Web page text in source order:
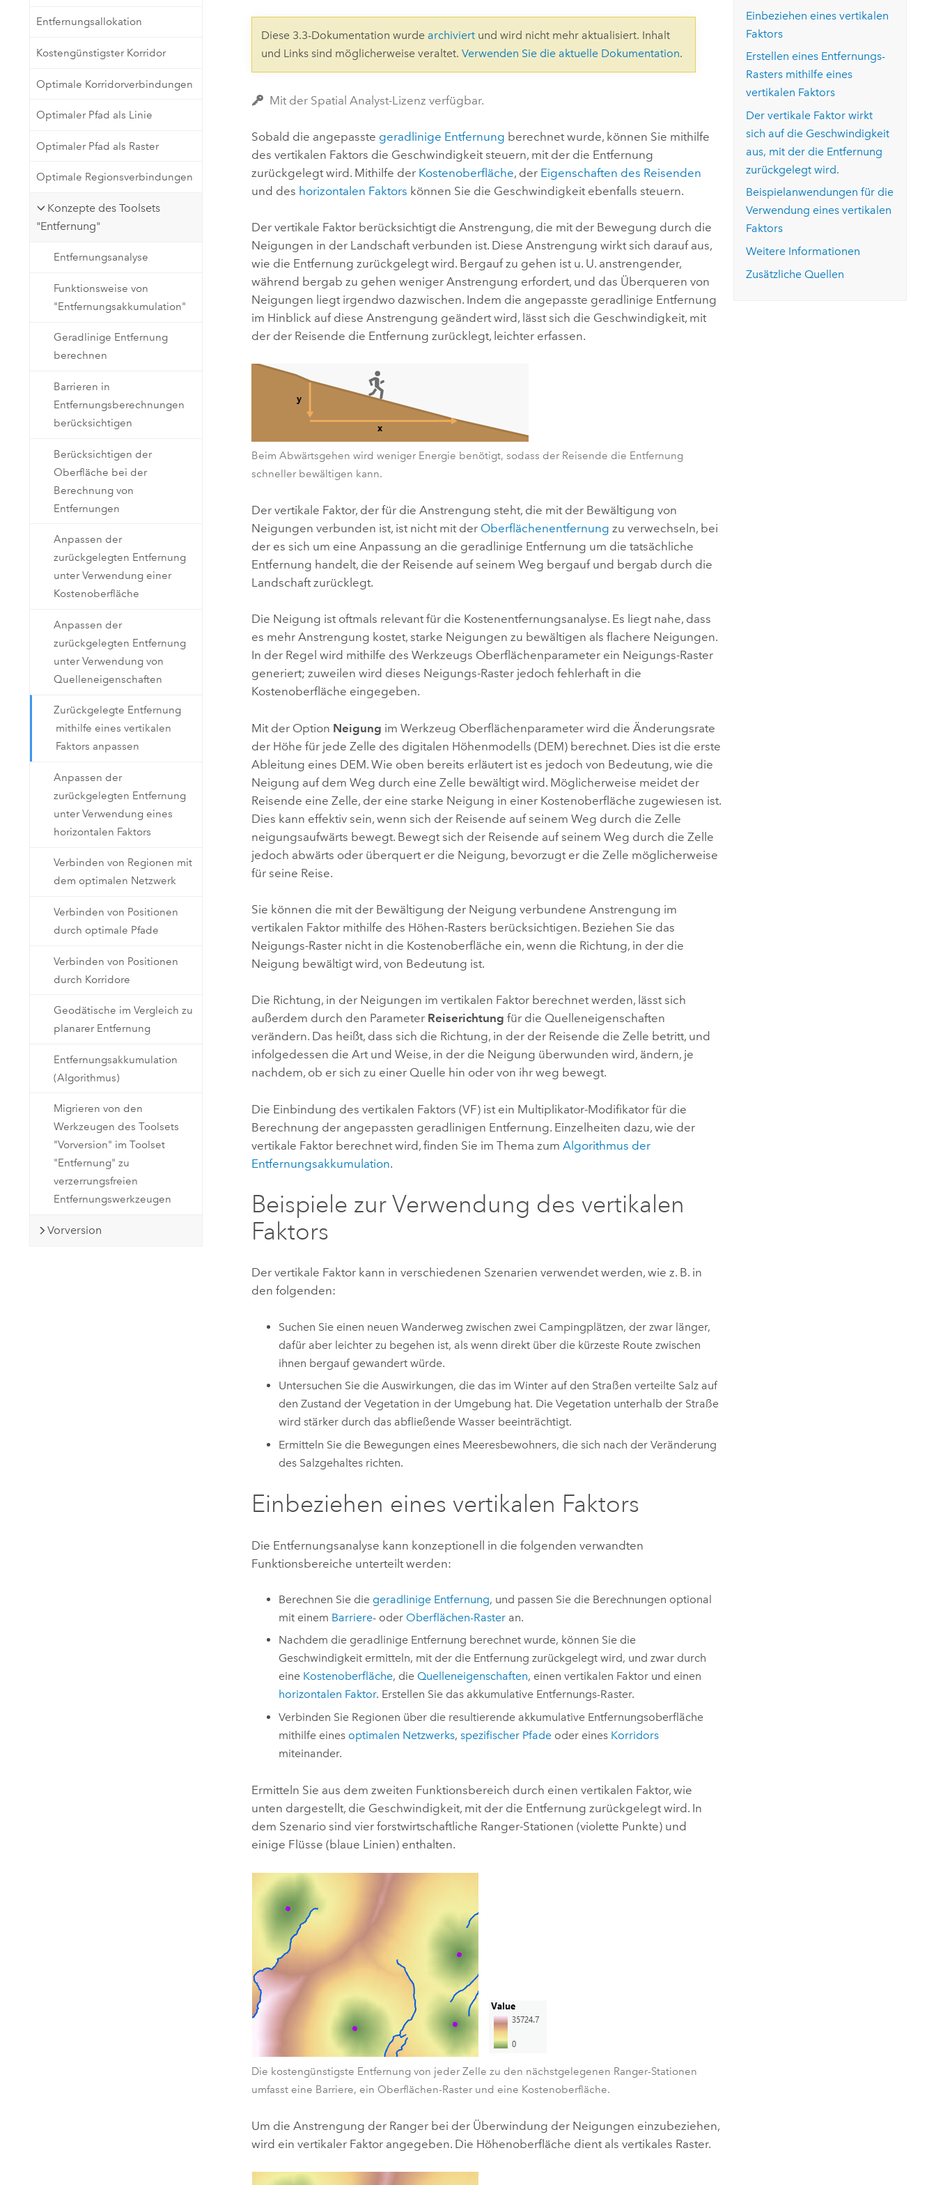
Developer-Technologie
die Kartenerstellung und
ArcGIS Pro erkunden
Infrastrukturmanagement erkunden
Den Kurs erkunden
Geoinformationen
Die Story lesen
Entfernungsallokation
Kostengünstigster Korridor
Optimale Korridorverbindungen
Optimaler Pfad als Linie
Optimaler Pfad als Raster
Optimale Regionsverbindungen
Konzepte des Toolsets
"Entfernung"
Entfernungsanalyse
Funktionsweise von
"Entfernungsakkumulation"
Geradlinige Entfernung
berechnen
Barrieren in
Entfernungsberechnungen
berücksichtigen
Berücksichtigen der
Oberfläche bei der
Berechnung von
Entfernungen
Anpassen der
zurückgelegten Entfernung
unter Verwendung einer
Kostenoberfläche
Anpassen der
zurückgelegten Entfernung
unter Verwendung von
Quelleneigenschaften
Zurückgelegte Entfernung
mithilfe eines vertikalen
Faktors anpassen
Anpassen der
zurückgelegten Entfernung
unter Verwendung eines
horizontalen Faktors
Verbinden von Regionen mit
dem optimalen Netzwerk
Verbinden von Positionen
durch optimale Pfade
Verbinden von Positionen
durch Korridore
Geodätische im Vergleich zu
planarer Entfernung
Entfernungsakkumulation
(Algorithmus)
Migrieren von den
Werkzeugen des Toolsets
"Vorversion" im Toolset
"Entfernung" zu
verzerrungsfreien
Entfernungswerkzeugen
Vorversion
Diese 3.3-Dokumentation wurde archiviert und wird nicht mehr aktualisiert. Inhalt
und Links sind möglicherweise veraltet.Verwenden Sie die aktuelle Dokumentation.
Mit der Spatial Analyst-Lizenz verfügbar.
Sobald die angepasste geradlinige Entfernung berechnet wurde, können Sie mithilfe
des vertikalen Faktors die Geschwindigkeit steuern, mit der die Entfernung
zurückgelegt wird. Mithilfe der Kostenoberfläche, der Eigenschaften des Reisenden
und des horizontalen Faktors können Sie die Geschwindigkeit ebenfalls steuern.
Der vertikale Faktor berücksichtigt die Anstrengung, die mit der Bewegung durch die
Neigungen in der Landschaft verbunden ist. Diese Anstrengung wirkt sich darauf aus,
wie die Entfernung zurückgelegt wird. Bergauf zu gehen ist u. U. anstrengender,
während bergab zu gehen weniger Anstrengung erfordert, und das Überqueren von
Neigungen liegt irgendwo dazwischen. Indem die angepasste geradlinige Entfernung
im Hinblick auf diese Anstrengung geändert wird, lässt sich die Geschwindigkeit, mit
der der Reisende die Entfernung zurücklegt, leichter erfassen.
Beim Abwärtsgehen wird weniger Energie benötigt, sodass der Reisende die Entfernung
schneller bewältigen kann.
Der vertikale Faktor, der für die Anstrengung steht, die mit der Bewältigung von
Neigungen verbunden ist, ist nicht mit der Oberflächenentfernung zu verwechseln, bei
der es sich um eine Anpassung an die geradlinige Entfernung um die tatsächliche
Entfernung handelt, die der Reisende auf seinem Weg bergauf und bergab durch die
Landschaft zurücklegt.
Die Neigung ist oftmals relevant für die Kostenentfernungsanalyse. Es liegt nahe, dass
es mehr Anstrengung kostet, starke Neigungen zu bewältigen als flachere Neigungen.
In der Regel wird mithilfe des Werkzeugs Oberflächenparameter ein Neigungs-Raster
generiert; zuweilen wird dieses Neigungs-Raster jedoch fehlerhaft in die
Kostenoberfläche eingegeben.
Mit der Option Neigung im Werkzeug Oberflächenparameter wird die Änderungsrate
der Höhe für jede Zelle des digitalen Höhenmodells (DEM) berechnet. Dies ist die erste
Ableitung eines DEM. Wie oben bereits erläutert ist es jedoch von Bedeutung, wie die
Neigung auf dem Weg durch eine Zelle bewältigt wird. Möglicherweise meidet der
Reisende eine Zelle, der eine starke Neigung in einer Kostenoberfläche zugewiesen ist.
Dies kann effektiv sein, wenn sich der Reisende auf seinem Weg durch die Zelle
neigungsaufwärts bewegt. Bewegt sich der Reisende auf seinem Weg durch die Zelle
jedoch abwärts oder überquert er die Neigung, bevorzugt er die Zelle möglicherweise
für seine Reise.
Sie können die mit der Bewältigung der Neigung verbundene Anstrengung im
vertikalen Faktor mithilfe des Höhen-Rasters berücksichtigen. Beziehen Sie das
Neigungs-Raster nicht in die Kostenoberfläche ein, wenn die Richtung, in der die
Neigung bewältigt wird, von Bedeutung ist.
Die Richtung, in der Neigungen im vertikalen Faktor berechnet werden, lässt sich
außerdem durch den Parameter Reiserichtung für die Quelleneigenschaften
verändern. Das heißt, dass sich die Richtung, in der der Reisende die Zelle betritt, und
infolgedessen die Art und Weise, in der die Neigung überwunden wird, ändern, je
nachdem, ob er sich zu einer Quelle hin oder von ihr weg bewegt.
Die Einbindung des vertikalen Faktors (VF) ist ein Multiplikator-Modifikator für die
Berechnung der angepassten geradlinigen Entfernung. Einzelheiten dazu, wie der
vertikale Faktor berechnet wird, finden Sie im Thema zumAlgorithmus der
Entfernungsakkumulation.
Beispiele zur Verwendung des vertikalen
Faktors
Der vertikale Faktor kann in verschiedenen Szenarien verwendet werden, wie z. B. in
den folgenden:
Suchen Sie einen neuen Wanderweg zwischen zwei Campingplätzen, der zwar länger,
dafür aber leichter zu begehen ist, als wenn direkt über die kürzeste Route zwischen
ihnen bergauf gewandert würde.
Untersuchen Sie die Auswirkungen, die das im Winter auf den Straßen verteilte Salz auf
den Zustand der Vegetation in der Umgebung hat. Die Vegetation unterhalb der Straße
wird stärker durch das abfließende Wasser beeinträchtigt.
Ermitteln Sie die Bewegungen eines Meeresbewohners, die sich nach der Veränderung
des Salzgehaltes richten.
Einbeziehen eines vertikalen Faktors
Die Entfernungsanalyse kann konzeptionell in die folgenden verwandten
Funktionsbereiche unterteilt werden:
Berechnen Sie die geradlinige Entfernung, und passen Sie die Berechnungen optional
mit einem Barriere- oder Oberflächen-Rasteran.
Nachdem die geradlinige Entfernung berechnet wurde, können Sie die
Geschwindigkeit ermitteln, mit der die Entfernung zurückgelegt wird, und zwar durch
eine Kostenoberfläche, die Quelleneigenschaften, einen vertikalen Faktor und einen
horizontalen Faktor. Erstellen Sie das akkumulative Entfernungs-Raster.
Verbinden Sie Regionen über die resultierende akkumulative Entfernungsoberfläche
mithilfe eines optimalen Netzwerks, spezifischer Pfadeoder eines Korridors
miteinander.
Ermitteln Sie aus dem zweiten Funktionsbereich durch einen vertikalen Faktor, wie
unten dargestellt, die Geschwindigkeit, mit der die Entfernung zurückgelegt wird. In
dem Szenario sind vier forstwirtschaftliche Ranger-Stationen (violette Punkte) und
einige Flüsse (blaue Linien) enthalten.
Die kostengünstigste Entfernung von jeder Zelle zu den nächstgelegenen Ranger-Stationen
umfasst eine Barriere, ein Oberflächen-Raster und eine Kostenoberfläche.
Um die Anstrengung der Ranger bei der Überwindung der Neigungen einzubeziehen,
wird ein vertikaler Faktor angegeben. Die Höhenoberfläche dient als vertikales Raster.
Einbeziehen eines vertikalen
Faktors
Erstellen eines Entfernungs-
Rasters mithilfe eines
vertikalen Faktors
Der vertikale Faktor wirkt
sich auf die Geschwindigkeit
aus, mit der die Entfernung
zurückgelegt wird.
Beispielanwendungen für die
Verwendung eines vertikalen
Faktors
Weitere Informationen
Zusätzliche Quellen